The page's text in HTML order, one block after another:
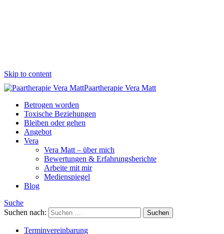
Skip to content
Paartherapie Vera Matt
Betrogen worden
Toxische Beziehungen
Bleiben oder gehen
Angebot
Vera
Vera Matt – über mich
Bewertungen & Erfahrungsberichte
Arbeite mit mir
Medienspiegel
Blog
Suche
Suchen nach:
Terminvereinbarung